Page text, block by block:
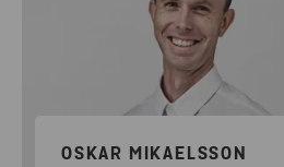
OSKAR MIKAELSSON